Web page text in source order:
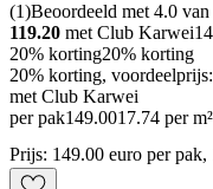
(1)Beoordeeld met 4.0
119.20 met Club Karwei
20% korting20% korting
20% korting,
met Club Karwei
per pak149.0017.74 per m²
Prijs: 149.00 euro per pak,